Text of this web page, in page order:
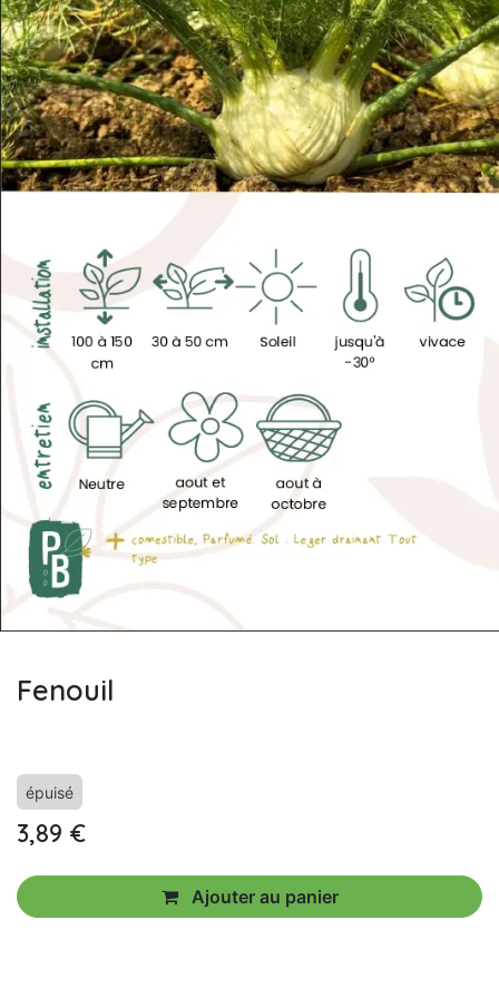
Fenouil
épuisé
3,89 €
Ajouter au panier